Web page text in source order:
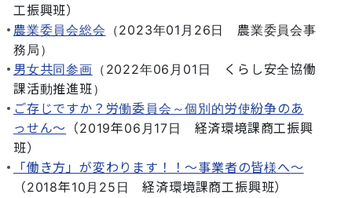
工振興班）
農業委員会総会 （2023年01月26日
農業委員会事
務局 ）
男女共同参画 （ 2022年06月01日
くらし安全協働
課活動推進班）
ご存じですか？労働委員会～個別的労使紛争のあ
っせん～
（2019年06月17日
経済環境課商工振興
班）
「働き方」が変わります！！～事業者の皆様へ～
（2018年10月25日 経済環境課商工振興班）